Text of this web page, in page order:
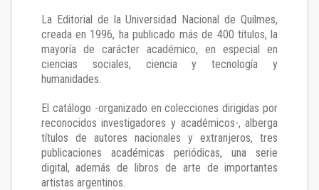
La Editorial de la Universidad Nacional de Quilmes,
creada en 1996, ha publicado más de 400 títulos, la
mayoría de carácter académico, en especial en
ciencias sociales, ciencia y tecnología y
humanidades.
El catálogo -organizado en colecciones dirigidas por
reconocidos investigadores y académicos-, alberga
títulos de autores nacionales y extranjeros, tres
publicaciones académicas periódicas, una serie
digital, además de libros de arte de importantes
artistas argentinos.